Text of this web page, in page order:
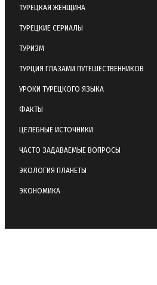
ТУРЕЦКАЯ ЖЕНЩИНА
ТУРЕЦКИЕ СЕРИАЛЫ
ТУРИЗМ
ТУРЦИЯ ГЛАЗАМИ ПУТЕШЕСТВЕННИКОВ
УРОКИ ТУРЕЦКОГО ЯЗЫКА
ФАКТЫ
ЦЕЛЕБНЫЕ ИСТОЧНИКИ
ЧАСТО ЗАДАВАЕМЫЕ ВОПРОСЫ
ЭКОЛОГИЯ ПЛАНЕТЫ
ЭКОНОМИКА